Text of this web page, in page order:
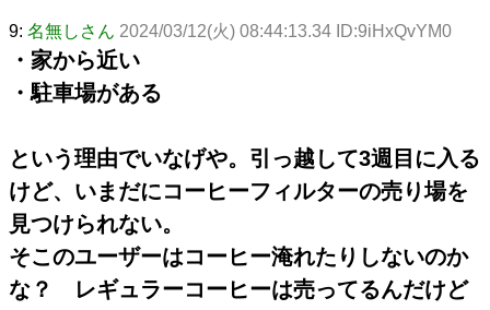
9: 名無しさん 2024/03/12(火) 08:44:13.34 ID:9iHxQvYM0
・家から近い
・駐車場がある
という理由でいなげや。引っ越して3週目に入る
けど、いまだにコーヒーフィルターの売り場を
見つけられない。
そこのユーザーはコーヒー淹れたりしないのか
な？ レギュラーコーヒーは売ってるんだけど